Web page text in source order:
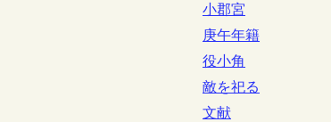
小郡宮
庚午年籍
役小角
敵を祀る
文献